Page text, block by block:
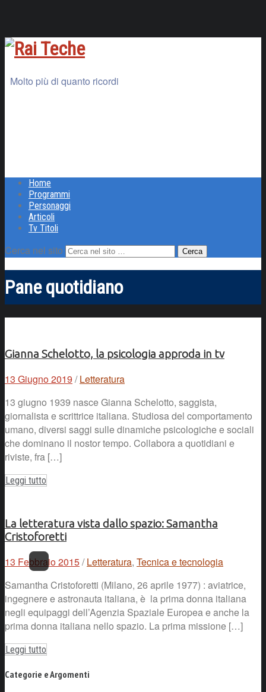
Molto più di quanto ricordi
Home
Programmi
Personaggi
Articoli
Tv Titoli
Cerca nel sito
Pane quotidiano
Gianna Schelotto, la psicologia approda in tv
13 Giugno 2019 / Letteratura
13 giugno 1939 nasce Gianna Schelotto, saggista,
giornalista e scrittrice italiana. Studiosa del comportamento
umano, diversi saggi sulle dinamiche psicologiche e sociali
che dominano il nostor tempo. Collabora a quotidiani e
riviste, fra […]
Leggi tutto
La letteratura vista dallo spazio: Samantha
Cristoforetti
13 Febbraio 2015/ Letteratura, Tecnica e tecnologia
Samantha Cristoforetti (Milano, 26 aprile 1977) : aviatrice,
ingegnere e astronauta italiana, è la prima donna italiana
negli equipaggi dell’Agenzia Spaziale Europea e anche la
prima donna italiana nello spazio. La prima missione […]
Leggi tutto
Categorie e Argomenti